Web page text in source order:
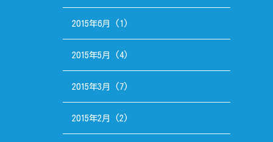
2015年6月 (1)
2015年5月 (4)
2015年3月 (7)
2015年2月 (2)